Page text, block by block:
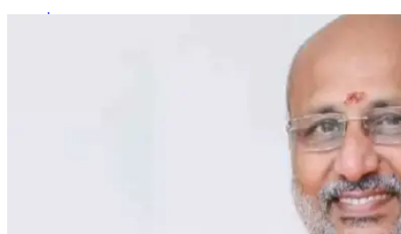
कंप्यूटर